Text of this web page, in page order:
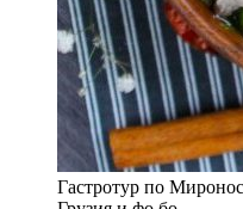
Гастротур по